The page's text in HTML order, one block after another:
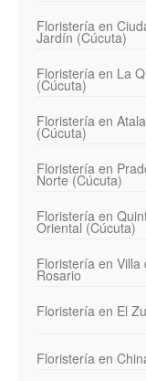
Floristería en
Jardín (Cúcuta)
Floristería en La
(Cúcuta)
Floristería en
(Cúcuta)
Floristería en
Norte (Cúcuta)
Floristería en
Oriental (Cúcuta)
Floristería en Villa
Rosario
Floristería en El
Floristería en